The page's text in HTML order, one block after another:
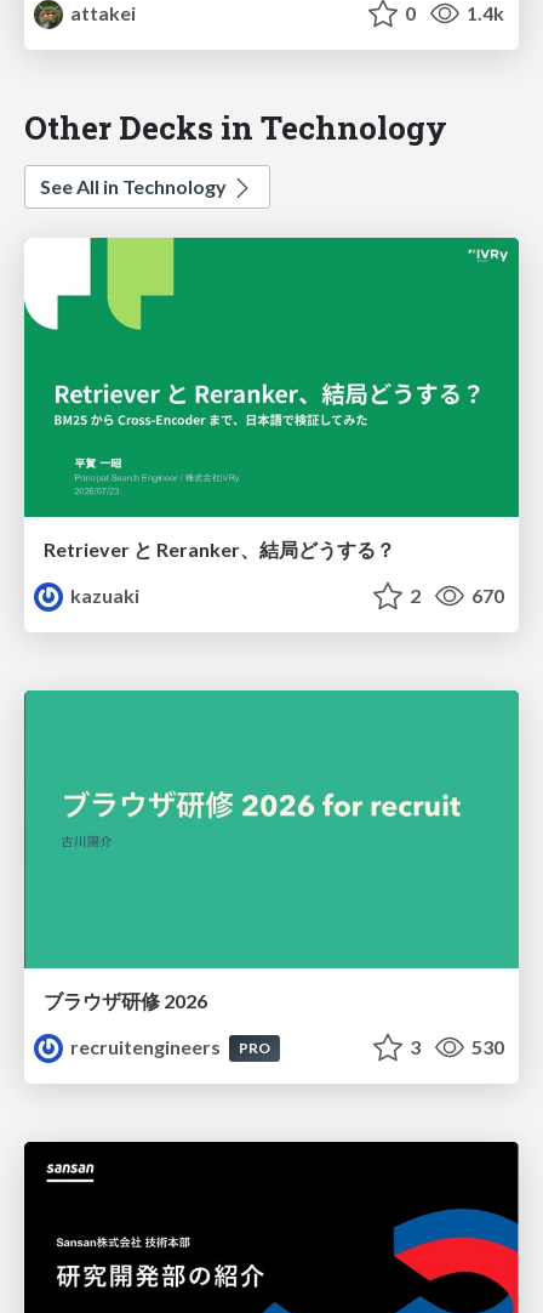
attakei
0 1.4k
Other Decks in Technology
See All in Technology
Retriever と Reranker、結局どうする？
kazuaki
2 670
ブラウザ研修 2026
recruitengineers
PRO 3 530